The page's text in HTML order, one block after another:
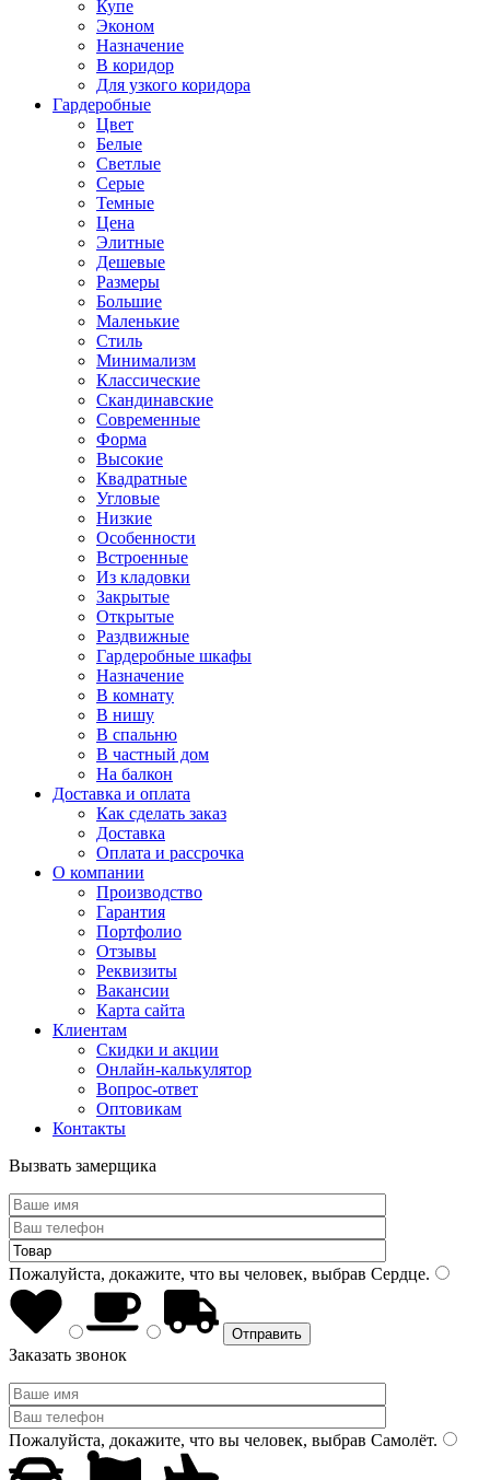
Купе
Эконом
Назначение
В коридор
Для узкого коридора
Гардеробные
Цвет
Белые
Светлые
Серые
Темные
Цена
Элитные
Дешевые
Размеры
Большие
Маленькие
Стиль
Минимализм
Классические
Скандинавские
Современные
Форма
Высокие
Квадратные
Угловые
Низкие
Особенности
Встроенные
Из кладовки
Закрытые
Открытые
Раздвижные
Гардеробные шкафы
Назначение
В комнату
В нишу
В спальню
В частный дом
На балкон
Доставка и оплата
Как сделать заказ
Доставка
Оплата и рассрочка
О компании
Производство
Гарантия
Портфолио
Отзывы
Реквизиты
Вакансии
Карта сайта
Клиентам
Скидки и акции
Онлайн-калькулятор
Вопрос-ответ
Оптовикам
Контакты
Вызвать замерщика
Пожалуйста, докажите, что вы человек, выбрав Сердце.
Заказать звонок
Пожалуйста, докажите, что вы человек, выбрав Самолёт.